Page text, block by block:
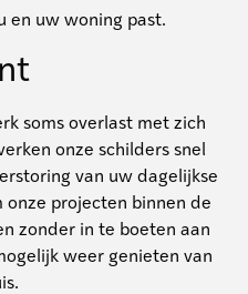
en uw woning past.
soms overlast met zich
onze schilders snel
van uw dagelijkse
onze projecten binnen de
zonder in te boeten aan
weer genieten van